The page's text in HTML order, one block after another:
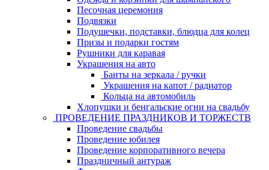
Песочная церемония
Подвязки
Подушечки, подставки, блюдца для колец
Призы и подарки гостям
Рушники для каравая
Украшения на авто
Банты на зеркала / ручки
Украшения на капот / радиатор
Кольца на автомобиль
Хлопушки и бенгальские огни на свадьбу
ПРОВЕДЕНИЕ ПРАЗДНИКОВ И ТОРЖЕСТВ
Проведение свадьбы
Проведение юбилея
Проведение корпоративного вечера
Праздничный антураж